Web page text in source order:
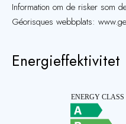
Information om de risker som
Géorisques webbplats:
Energieffektivitet